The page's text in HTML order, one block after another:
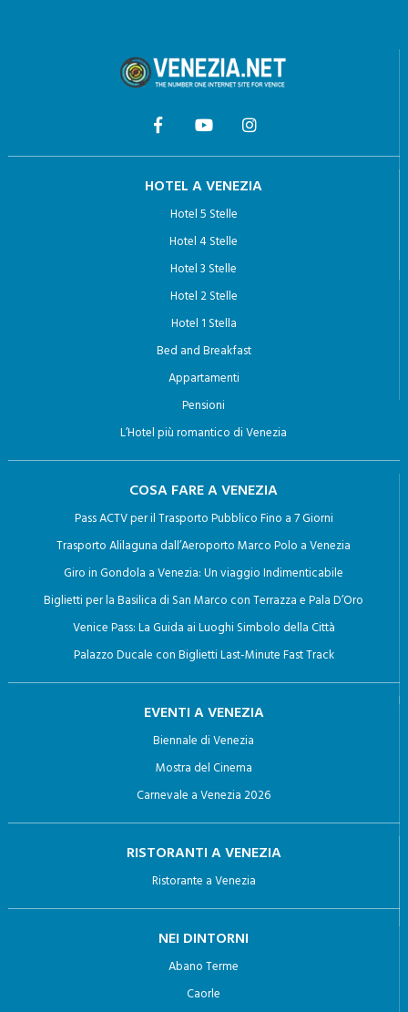
HOTEL A VENEZIA
Hotel 5 Stelle
Hotel 4 Stelle
Hotel 3 Stelle
Hotel 2 Stelle
Hotel 1 Stella
Bed and Breakfast
Appartamenti
Pensioni
L’Hotel più romantico di Venezia
COSA FARE A VENEZIA
Pass ACTV per il Trasporto Pubblico Fino a 7 Giorni
Trasporto Alilaguna dall’Aeroporto Marco Polo a Venezia
Giro in Gondola a Venezia: Un viaggio Indimenticabile
Biglietti per la Basilica di San Marco con Terrazza e Pala D’Oro
Venice Pass: La Guida ai Luoghi Simbolo della Città
Palazzo Ducale con Biglietti Last-Minute Fast Track
EVENTI A VENEZIA
Biennale di Venezia
Mostra del Cinema
Carnevale a Venezia 2026
RISTORANTI A VENEZIA
Ristorante a Venezia
NEI DINTORNI